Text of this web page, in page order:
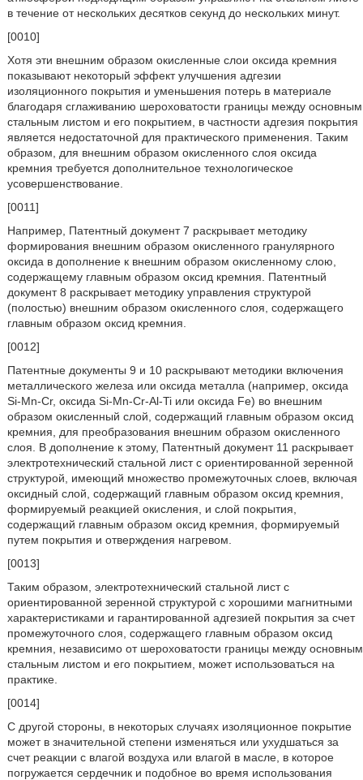
в течение от нескольких десятков секунд до нескольких минут.
[0010]
Хотя эти внешним образом окисленные слои оксида кремния
показывают некоторый эффект улучшения адгезии
изоляционного покрытия и уменьшения потерь в материале
благодаря сглаживанию шероховатости границы между основным
стальным листом и его покрытием, в частности адгезия покрытия
является недостаточной для практического применения. Таким
образом, для внешним образом окисленного слоя оксида
кремния требуется дополнительное технологическое
усовершенствование.
[0011]
Например, Патентный документ 7 раскрывает методику
формирования внешним образом окисленного гранулярного
оксида в дополнение к внешним образом окисленному слою,
содержащему главным образом оксид кремния. Патентный
документ 8 раскрывает методику управления структурой
(полостью) внешним образом окисленного слоя, содержащего
главным образом оксид кремния.
[0012]
Патентные документы 9 и 10 раскрывают методики включения
металлического железа или оксида металла (например, оксида
Si-Mn-Cr, оксида Si-Mn-Cr-Al-Ti или оксида Fe) во внешним
образом окисленный слой, содержащий главным образом оксид
кремния, для преобразования внешним образом окисленного
слоя. В дополнение к этому, Патентный документ 11 раскрывает
электротехнический стальной лист с ориентированной зеренной
структурой, имеющий множество промежуточных слоев, включая
оксидный слой, содержащий главным образом оксид кремния,
формируемый реакцией окисления, и слой покрытия,
содержащий главным образом оксид кремния, формируемый
путем покрытия и отверждения нагревом.
[0013]
Таким образом, электротехнический стальной лист с
ориентированной зеренной структурой с хорошими магнитными
характеристиками и гарантированной адгезией покрытия за счет
промежуточного слоя, содержащего главным образом оксид
кремния, независимо от шероховатости границы между основным
стальным листом и его покрытием, может использоваться на
практике.
[0014]
С другой стороны, в некоторых случаях изоляционное покрытие
может в значительной степени изменяться или ухудшаться за
счет реакции с влагой воздуха или влагой в масле, в которое
погружается сердечник и подобное во время использования